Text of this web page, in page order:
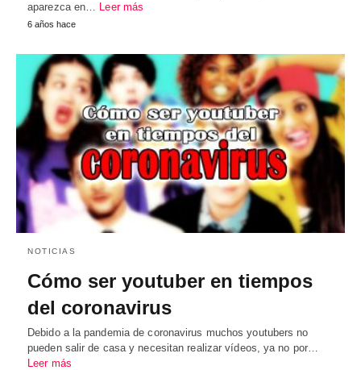
aparezca en… Leer más
6 años hace
NOTICIAS
Cómo ser youtuber en tiempos
del coronavirus
Debido a la pandemia de coronavirus muchos youtubers no
pueden salir de casa y necesitan realizar vídeos, ya no por…
Leer más